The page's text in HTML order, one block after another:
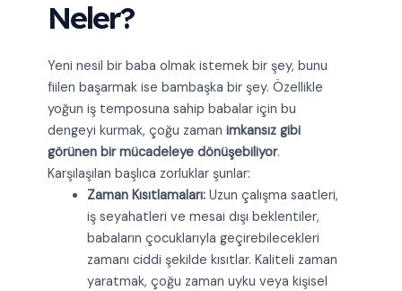
Neler?
Yeni nesil bir baba olmak istemek bir şey, bunu
fiilen başarmak ise bambaşka bir şey. Özellikle
yoğun iş temposuna sahip babalar için bu
dengeyi kurmak, çoğu zaman imkansız gibi
görünen bir mücadeleye dönüşebiliyor.
Karşılaşılan başlıca zorluklar şunlar:
Zaman Kısıtlamaları:Uzun çalışma saatleri,
iş seyahatleri ve mesai dışı beklentiler,
babaların çocuklarıyla geçirebilecekleri
zamanı ciddi şekilde kısıtlar. Kaliteli zaman
yaratmak, çoğu zaman uyku veya kişisel